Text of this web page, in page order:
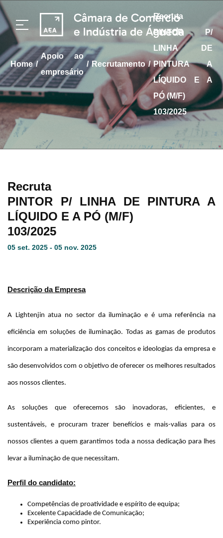
home /
apoio ao
empresário
/ Recrutamento /
Recruta
PINTOR P/
LINHA DE
PINTURA A
LÍQUIDO E A
PÓ (M/F)
103/2025
Recruta
PINTOR P/ LINHA DE PINTURA A
LÍQUIDO E A PÓ (M/F)
103/2025
05 set. 2025 - 05 nov. 2025
Descrição da Empresa
A Lightenjin atua no sector da iluminação e é uma referência na
eficiência em soluções de iluminação. Todas as gamas de produtos
incorporam a materialização dos conceitos e ideologias da empresa e
são desenvolvidos com o objetivo de oferecer os melhores resultados
aos nossos clientes.
As soluções que oferecemos são inovadoras, eficientes, e
sustentáveis, e procuram trazer benefícios e mais-valias para os
nossos clientes a quem garantimos toda a nossa dedicação para lhes
levar a iluminação de que necessitam.
Perfil do candidato:
Competências de proatividade e espírito de equipa;
Excelente Capacidade de Comunicação;
Experiência como pintor.